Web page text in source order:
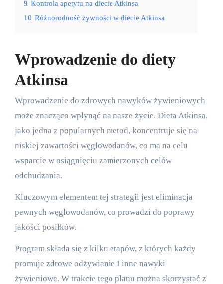
9 Kontrola apetytu na diecie Atkinsa
10 Różnorodność żywności w diecie Atkinsa
Wprowadzenie do diety
Atkinsa
Wprowadzenie do zdrowych nawyków żywieniowych
może znacząco wpłynąć na nasze życie. Dieta Atkinsa,
jako jedna z popularnych metod, koncentruje się na
niskiej zawartości węglowodanów, co ma na celu
wsparcie w osiągnięciu zamierzonych celów
odchudzania.
Kluczowym elementem tej strategii jest eliminacja
pewnych węglowodanów, co prowadzi do poprawy
jakości posiłków.
Program składa się z kilku etapów, z których każdy
promuje zdrowe odżywianie I inne nawyki
żywieniowe. W trakcie tego planu można skorzystać z